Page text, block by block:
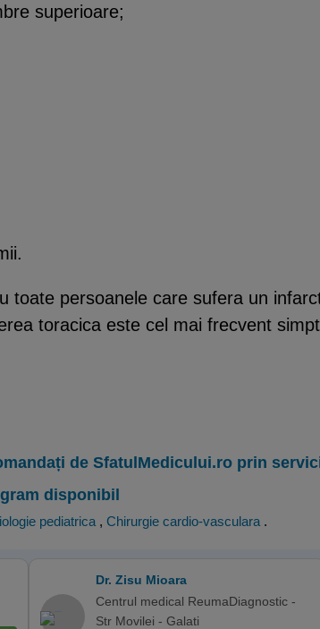
superioare;
toate persoanele care sufera un
toracica este cel mai frecvent
de SfatulMedicului.ro prin
disponibil
pediatrica , Chirurgie cardio-vasculara .
Dr. Zisu Mioara
Centrul medical ReumaDiagnostic -
Str Movilei - Galati